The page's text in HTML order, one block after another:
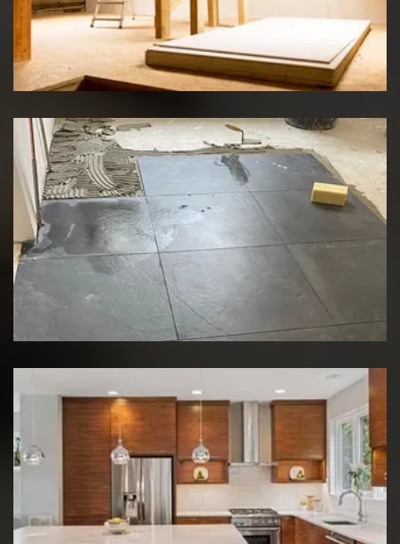
Travaux d'isolation
Rénovation de sol